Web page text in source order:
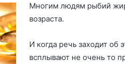
Многим людям рыбий
возраста.
И когда речь заходит об
всплывают не очень то